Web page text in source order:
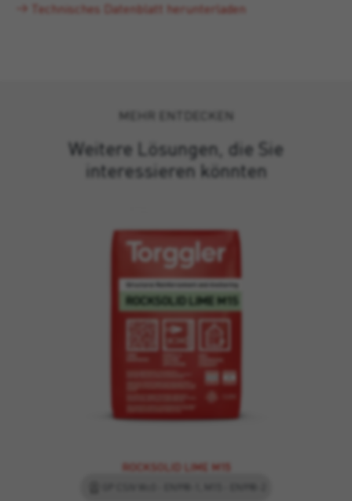
Technisches Datenblatt herunterladen
MEHR ENTDECKEN
Weitere Lösungen, die Sie
interessieren könnten
ROCKSOLID LIME M15